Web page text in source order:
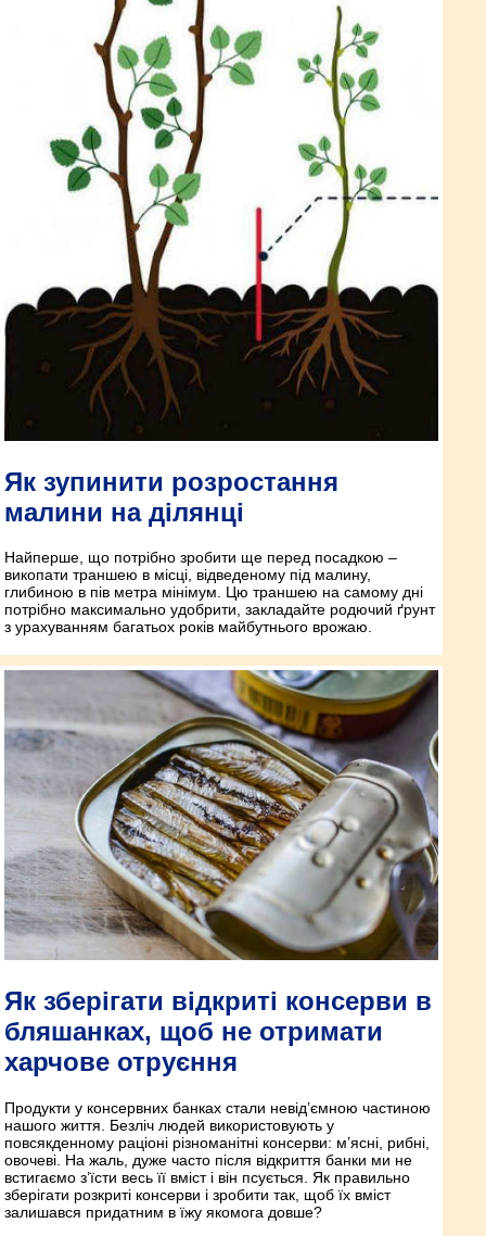
Як зупинити розростання
малини на ділянці
Найперше, що потрібно зробити ще перед посадкою –
викопати траншею в місці, відведеному під малину,
глибиною в пів метра мінімум. Цю траншею на самому дні
потрібно максимально удобрити, закладайте родючий ґрунт
з урахуванням багатьох років майбутнього врожаю.
Як зберігати відкриті консерви в
бляшанках, щоб не отримати
харчове отруєння
Продукти у консервних банках стали невід’ємною частиною
нашого життя. Безліч людей використовують у
повсякденному раціоні різноманітні консерви: м’ясні, рибні,
овочеві. На жаль, дуже часто після відкриття банки ми не
встигаємо з’їсти весь її вміст і він псується. Як правильно
зберігати розкриті консерви і зробити так, щоб їх вміст
залишався придатним в їжу якомога довше?